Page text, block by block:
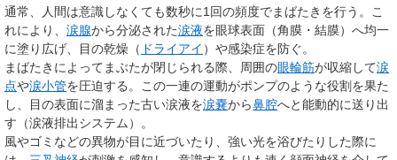
通常、人間は意識しなくても数秒に1回の頻度でまばたきを行う。こ
れにより、 涙腺から分泌された涙液を眼球表面（角膜・結膜）へ均一
に塗り広げ、目の乾燥（ ドライアイ ）や感染症を防ぐ。
まばたきによってまぶたが閉じられる際、周囲の眼輪筋が収縮して涙
点や涙小管を圧迫する。この一連の運動がポンプのような役割を果た
し、目の表面に溜まった古い涙液を涙嚢から鼻腔へと能動的に送り出
す（涙液排出システム）。
風やゴミなどの異物が目に近づいたり、強い光を浴びたりした際に